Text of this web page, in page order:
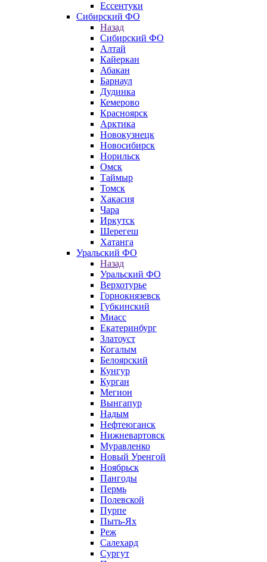
Ессентуки
Сибирский ФО
Назад
Сибирский ФО
Алтай
Кайеркан
Абакан
Барнаул
Дудинка
Кемерово
Красноярск
Арктика
Новокузнецк
Новосибирск
Норильск
Омск
Таймыр
Томск
Хакасия
Чара
Иркутск
Шерегеш
Хатанга
Уральский ФО
Назад
Уральский ФО
Верхотурье
Горнокнязевск
Губкинский
Миасс
Екатеринбург
Златоуст
Когалым
Белоярский
Кунгур
Курган
Мегион
Вынгапур
Надым
Нефтеюганск
Нижневартовск
Муравленко
Новый Уренгой
Ноябрьск
Пангоды
Пермь
Полевской
Пурпе
Пыть-Ях
Реж
Салехард
Сургут